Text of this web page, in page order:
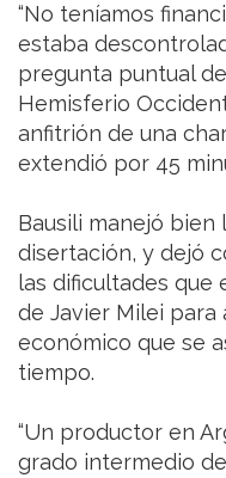
“No teníamos
estaba
pregunta puntual
Hemisferio
anfitrión de una
extendió por 45
Bausili manejó
disertación, y dejó
las dificultades que
de Javier Milei para
económico que se
tiempo.
“Un productor en
grado intermedio